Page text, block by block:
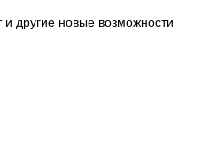
и другие новые возможности